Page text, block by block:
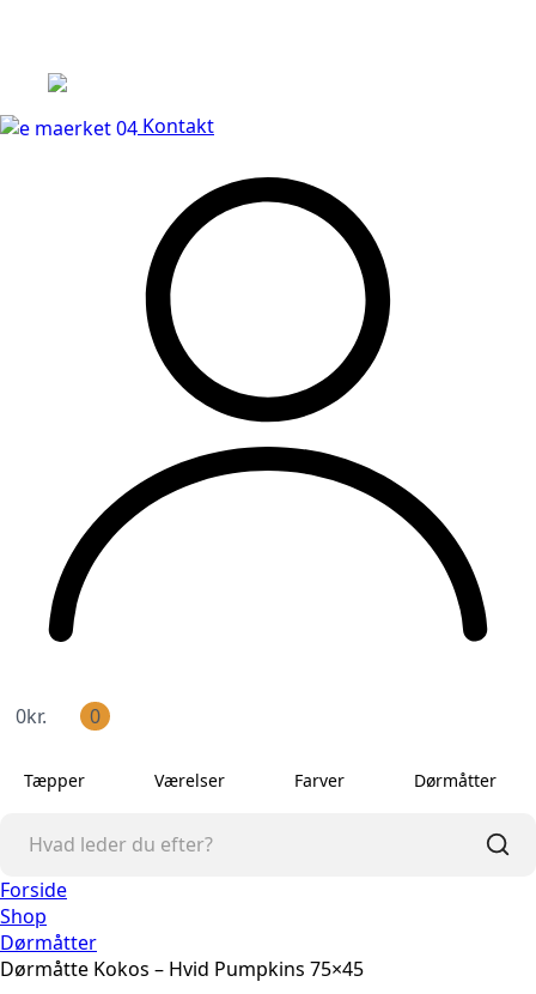
Kontakt
0kr. 0
Tæpper Værelser Farver Dørmåtter
Forside
Shop
Dørmåtter
Dørmåtte Kokos – Hvid Pumpkins 75×45